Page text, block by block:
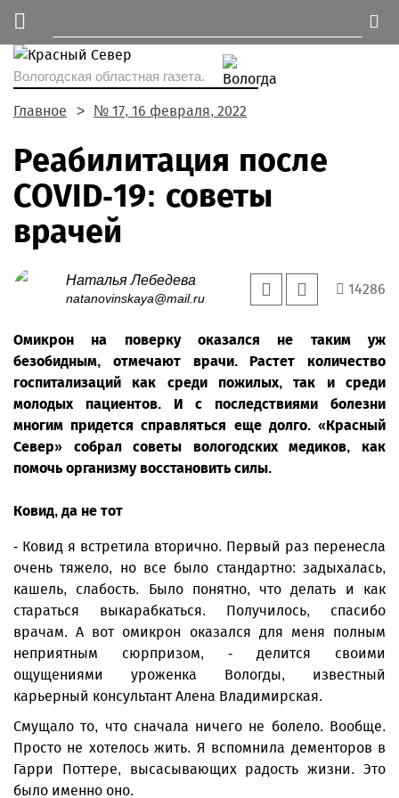
Вологодская областная газета.
Главное № 17, 16 февраля, 2022
Реабилитация после
COVID-19: советы
врачей
Наталья Лебедева
natanovinskaya@mail.ru
14286
Омикрон на поверку оказался не таким уж
безобидным, отмечают врачи. Растет количество
госпитализаций как среди пожилых, так и среди
молодых пациентов. И с последствиями болезни
многим придется справляться еще долго. «Красный
Север» собрал советы вологодских медиков, как
помочь организму восстановить силы.
Ковид, да не тот
- Ковид я встретила вторично. Первый раз перенесла
очень тяжело, но все было стандартно: задыхалась,
кашель, слабость. Было понятно, что делать и как
стараться выкарабкаться. Получилось, спасибо
врачам. А вот омикрон оказался для меня полным
неприятным сюрпризом, - делится своими
ощущениями уроженка Вологды, известный
карьерный консультант Алена Владимирская.
Смущало то, что сначала ничего не болело. Вообще.
Просто не хотелось жить. Я вспомнила дементоров в
Гарри Поттере, высасывающих радость жизни. Это
было именно оно.